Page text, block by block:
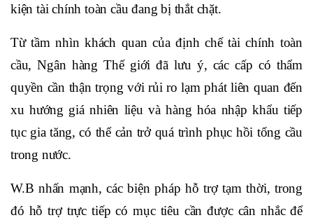
kiện tài chính toàn cầu đang bị thắt chặt.
Từ tầm nhìn khách quan của định chế tài chính toàn
cầu, Ngân hàng Thế giới đã lưu ý, các cấp có thẩm
quyền cần thận trọng với rủi ro lạm phát liên quan đến
xu hướng giá nhiên liệu và hàng hóa nhập khẩu tiếp
tục gia tăng, có thể cản trở quá trình phục hồi tổng cầu
trong nước.
W.B nhấn mạnh, các biện pháp hỗ trợ tạm thời, trong
đó hỗ trợ trực tiếp có mục tiêu cần được cân nhắc để